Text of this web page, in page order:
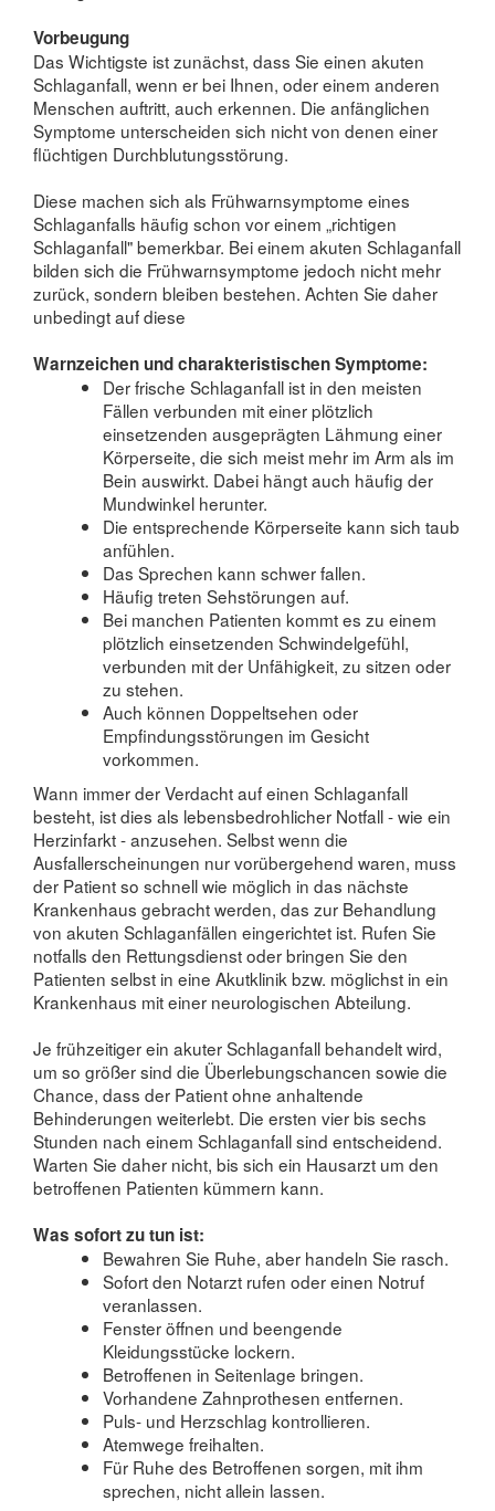
Vorbeugung
Das Wichtigste ist zunächst, dass Sie einen akuten
Schlaganfall, wenn er bei Ihnen, oder einem anderen
Menschen auftritt, auch erkennen. Die anfänglichen
Symptome unterscheiden sich nicht von denen einer
flüchtigen Durchblutungsstörung.
Diese machen sich als Frühwarnsymptome eines
Schlaganfalls häufig schon vor einem „richtigen
Schlaganfall" bemerkbar. Bei einem akuten Schlaganfall
bilden sich die Frühwarnsymptome jedoch nicht mehr
zurück, sondern bleiben bestehen. Achten Sie daher
unbedingt auf diese
Warnzeichen und charakteristischen Symptome:
Der frische Schlaganfall ist in den meisten
Fällen verbunden mit einer plötzlich
einsetzenden ausgeprägten Lähmung einer
Körperseite, die sich meist mehr im Arm als im
Bein auswirkt. Dabei hängt auch häufig der
Mundwinkel herunter.
Die entsprechende Körperseite kann sich taub
anfühlen.
Das Sprechen kann schwer fallen.
Häufig treten Sehstörungen auf.
Bei manchen Patienten kommt es zu einem
plötzlich einsetzenden Schwindelgefühl,
verbunden mit der Unfähigkeit, zu sitzen oder
zu stehen.
Auch können Doppeltsehen oder
Empfindungsstörungen im Gesicht
vorkommen.
Wann immer der Verdacht auf einen Schlaganfall
besteht, ist dies als lebensbedrohlicher Notfall - wie ein
Herzinfarkt - anzusehen. Selbst wenn die
Ausfallerscheinungen nur vorübergehend waren, muss
der Patient so schnell wie möglich in das nächste
Krankenhaus gebracht werden, das zur Behandlung
von akuten Schlaganfällen eingerichtet ist. Rufen Sie
notfalls den Rettungsdienst oder bringen Sie den
Patienten selbst in eine Akutklinik bzw. möglichst in ein
Krankenhaus mit einer neurologischen Abteilung.
Je frühzeitiger ein akuter Schlaganfall behandelt wird,
um so größer sind die Überlebungschancen sowie die
Chance, dass der Patient ohne anhaltende
Behinderungen weiterlebt. Die ersten vier bis sechs
Stunden nach einem Schlaganfall sind entscheidend.
Warten Sie daher nicht, bis sich ein Hausarzt um den
betroffenen Patienten kümmern kann.
Was sofort zu tun ist:
Bewahren Sie Ruhe, aber handeln Sie rasch.
Sofort den Notarzt rufen oder einen Notruf
veranlassen.
Fenster öffnen und beengende
Kleidungsstücke lockern.
Betroffenen in Seitenlage bringen.
Vorhandene Zahnprothesen entfernen.
Puls- und Herzschlag kontrollieren.
Atemwege freihalten.
Für Ruhe des Betroffenen sorgen, mit ihm
sprechen, nicht allein lassen.